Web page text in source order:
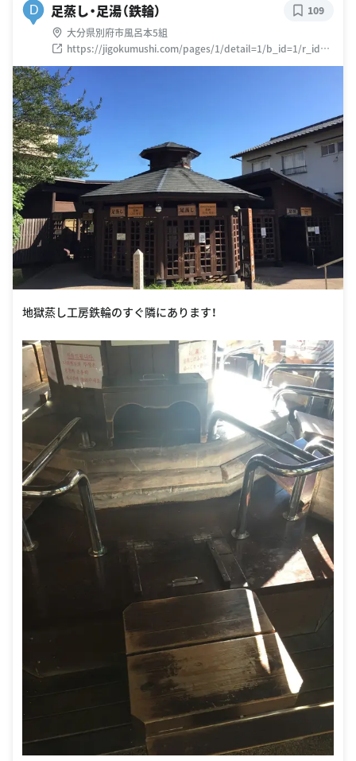
D 足蒸し・足湯（鉄輪）
大分県別府市風呂本5組
https://jigokumushi.com/pages/1/detail=1/b_id=1/r_id=6
5/
109
地獄蒸し工房鉄輪のすぐ隣にあります！